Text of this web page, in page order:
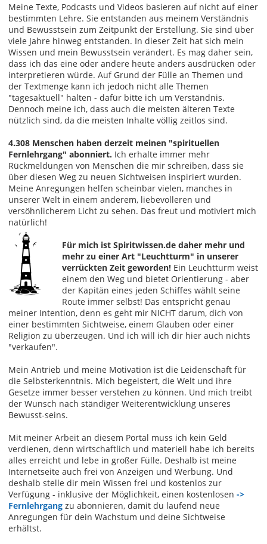
Meine Texte, Podcasts und Videos basieren auf nicht auf einer
bestimmten Lehre. Sie entstanden aus meinem Verständnis
und Bewusstsein zum Zeitpunkt der Erstellung. Sie sind über
viele Jahre hinweg entstanden. In dieser Zeit hat sich mein
Wissen und mein Bewusstsein verändert. Es mag daher sein,
dass ich das eine oder andere heute anders ausdrücken oder
interpretieren würde. Auf Grund der Fülle an Themen und
der Textmenge kann ich jedoch nicht alle Themen
"tagesaktuell" halten - dafür bitte ich um Verständnis.
Dennoch meine ich, dass auch die meisten älteren Texte
nützlich sind, da die meisten Inhalte völlig zeitlos sind.
4.308 Menschen haben derzeit meinen "spirituellen
Fernlehrgang" abonniert. Ich erhalte immer mehr
Rückmeldungen von Menschen die mir schreiben, dass sie
über diesen Weg zu neuen Sichtweisen inspiriert wurden.
Meine Anregungen helfen scheinbar vielen, manches in
unserer Welt in einem anderem, liebevolleren und
versöhnlicherem Licht zu sehen. Das freut und motiviert mich
natürlich!
Für mich ist Spiritwissen.de daher mehr und
mehr zu einer Art "Leuchtturm" in unserer
verrückten Zeit geworden! Ein Leuchtturm weist
einem den Weg und bietet Orientierung - aber
der Kapitän eines jeden Schiffes wählt seine
Route immer selbst! Das entspricht genau
meiner Intention, denn es geht mir NICHT darum, dich von
einer bestimmten Sichtweise, einem Glauben oder einer
Religion zu überzeugen. Und ich will ich dir hier auch nichts
"verkaufen".
Mein Antrieb und meine Motivation ist die Leidenschaft für
die Selbsterkenntnis. Mich begeistert, die Welt und ihre
Gesetze immer besser verstehen zu können. Und mich treibt
der Wunsch nach ständiger Weiterentwicklung unseres
Bewusst-seins.
Mit meiner Arbeit an diesem Portal muss ich kein Geld
verdienen, denn wirtschaftlich und materiell habe ich bereits
alles erreicht und lebe in großer Fülle. Deshalb ist meine
Internetseite auch frei von Anzeigen und Werbung. Und
deshalb stelle dir mein Wissen frei und kostenlos zur
Verfügung - inklusive der Möglichkeit, einen kostenlosen ->
Fernlehrgang zu abonnieren, damit du laufend neue
Anregungen für dein Wachstum und deine Sichtweise
erhältst.